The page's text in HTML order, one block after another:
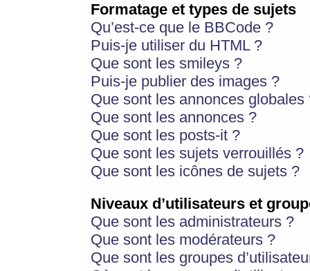
Formatage et types de sujets
Qu’est-ce que le BBCode ?
Puis-je utiliser du HTML ?
Que sont les smileys ?
Puis-je publier des images ?
Que sont les annonces globales
Que sont les annonces ?
Que sont les posts-it ?
Que sont les sujets verrouillés ?
Que sont les icônes de sujets ?
Niveaux d’utilisateurs et
Que sont les administrateurs ?
Que sont les modérateurs ?
Que sont les groupes